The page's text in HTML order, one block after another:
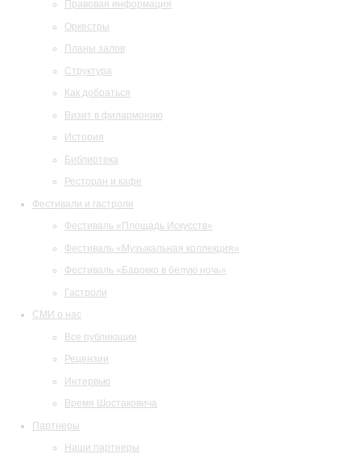
Правовая информация
Оркестры
Планы залов
Структура
Как добраться
Визит в филармонию
История
Библиотека
Ресторан и кафе
Фестивали и гастроли
Фестиваль «Площадь Искусств»
Фестиваль «Музыкальная коллекция»
Фестиваль «Барокко в белую ночь»
Гастроли
СМИ о нас
Все публикации
Рецензии
Интервью
Время Шостаковича
Партнеры
Наши партнеры